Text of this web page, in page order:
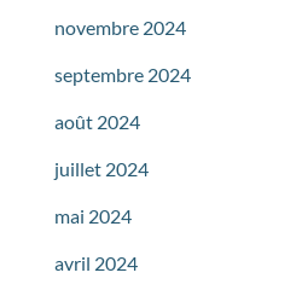
novembre 2024
septembre 2024
août 2024
juillet 2024
mai 2024
avril 2024